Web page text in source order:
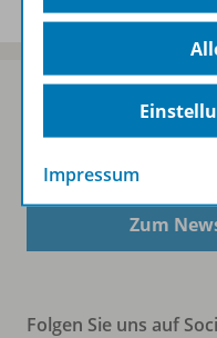
Zum
Folgen Sie uns auf
Impressum